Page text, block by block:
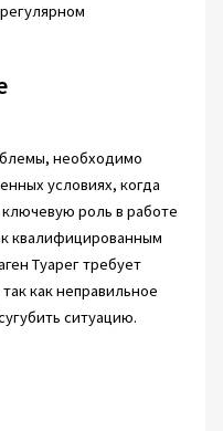
необходимо
условиях, когда
роль в работе
квалифицированным
Туарег требует
как неправильное
ситуацию.